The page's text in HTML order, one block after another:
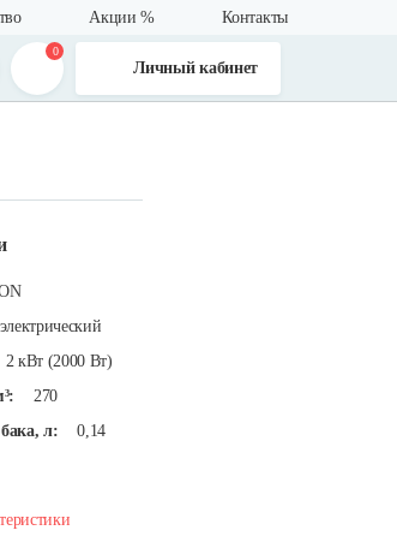
Акции % Контакты
0
Личный кабинет
электрический
2 кВт (2000 Вт)
270
л:
0,14